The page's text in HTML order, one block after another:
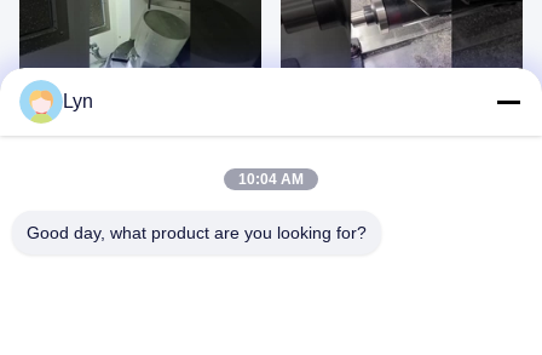
Phay CNC hợp kim magiê: Cân
bằng an toàn và hiệu quả
chìa khóa để kéo dài tuổi thọ thiết bị
Lyn
10:04 AM
Good day, what product are you looking for?